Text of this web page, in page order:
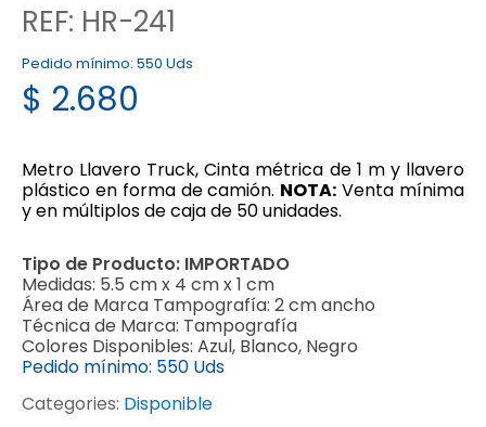
REF: HR-241
Pedido mínimo: 550 Uds
$ 2.680
Metro Llavero Truck, Cinta métrica de 1 m y llavero
plástico en forma de camión. NOTA: Venta mínima
y en múltiplos de caja de 50 unidades.
Tipo de Producto: IMPORTADO
Medidas: 5.5 cm x 4 cm x 1 cm
Área de Marca Tampografía: 2 cm ancho
Técnica de Marca: Tampografía
Colores Disponibles: Azul, Blanco, Negro
Pedido mínimo: 550 Uds
Categories: Disponible